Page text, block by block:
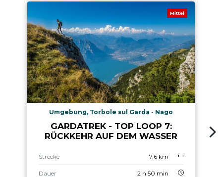
Mittel
Umgebung, Torbole sul Garda - Nago
GARDATREK - TOP LOOP 7:
RÜCKKEHR AUF DEM WASSER
Strecke 7,6 km
Dauer 2 h 50 min